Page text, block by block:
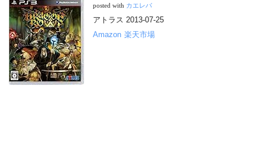
posted with カエレバ
アトラス 2013-07-25
Amazon 楽天市場